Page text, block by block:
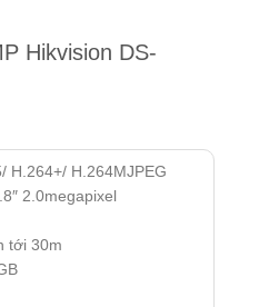
Hikvision DS-
H.264+/ H.264MJPEG
2.0megapixel
tới 30m